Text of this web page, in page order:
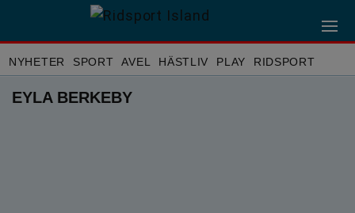
NYHETER SPORT AVEL HÄSTLIV PLAY RIDSPORT
EYLA BERKEBY